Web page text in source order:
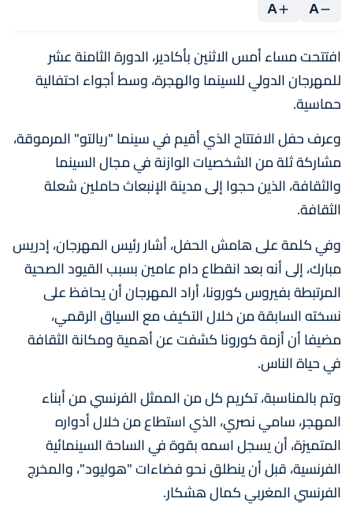
A
A
افتتحت مساء أمس الاثنين بأكادير، الدورة الثامنة عشر
للمهرجان الدولي للسينما والهجرة، وسط أجواء احتفالية
حماسية.
وعرف حفل الافتتاح الذي أقيم في سينما "ريالتو" المرموقة،
مشاركة ثلة من الشخصيات الوازنة في مجال السينما
والثقافة، الذين حجوا إلى مدينة الإنبعاث حاملين شعلة
الثقافة.
وفي كلمة على هامش الحفل، أشار رئيس المهرجان، إدريس
مبارك، إلى أنه بعد انقطاع دام عامين بسبب القيود الصحية
المرتبطة بفيروس كورونا، أراد المهرجان أن يحافظ على
نسخته السابقة من خلال التكيف مع السياق الرقمي،
مضيفا أن أزمة كورونا كشفت عن أهمية ومكانة الثقافة
في حياة الناس.
وتم بالمناسبة، تكريم كل من الممثل الفرنسي من أبناء
المهجر، سامي نصري، الذي استطاع من خلال أدواره
المتميزة، أن يسجل اسمه بقوة في الساحة السينمائية
الفرنسية، قبل أن ينطلق نحو فضاءات "هوليود"، والمخرج
الفرنسي المغربي كمال هشكار.